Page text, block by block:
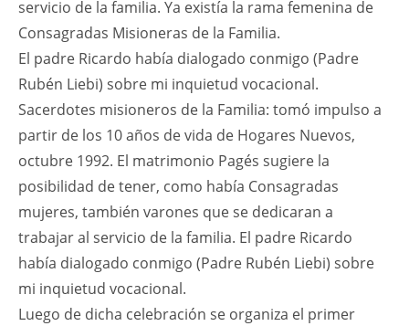
servicio de la familia. Ya existía la rama femenina de
Consagradas Misioneras de la Familia.
El padre Ricardo había dialogado conmigo (Padre
Rubén Liebi) sobre mi inquietud vocacional.
Sacerdotes misioneros de la Familia: tomó impulso a
partir de los 10 años de vida de Hogares Nuevos,
octubre 1992. El matrimonio Pagés sugiere la
posibilidad de tener, como había Consagradas
mujeres, también varones que se dedicaran a
trabajar al servicio de la familia. El padre Ricardo
había dialogado conmigo (Padre Rubén Liebi) sobre
mi inquietud vocacional.
Luego de dicha celebración se organiza el primer